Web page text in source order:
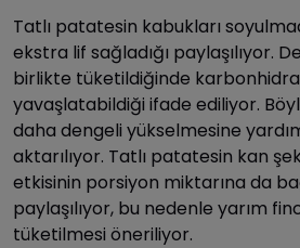
Tatlı patatesin kabukları
ekstra lif sağladığı paylaşılıyor.
birlikte tüketildiğinde
yavaşlatabildiği ifade ediliyor.
daha dengeli yükselmesine
aktarılıyor. Tatlı patatesin kan
etkisinin porsiyon miktarına da
paylaşılıyor, bu nedenle yarım
tüketilmesi öneriliyor.